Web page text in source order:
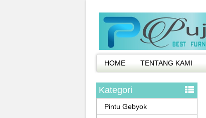
HOME TENTANG KAMI
Kategori
Pintu Gebyok